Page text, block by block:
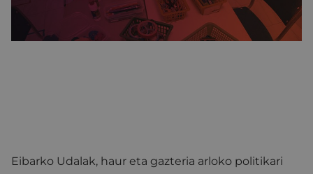
Eibarko Udalak, haur eta gazteria arloko politikari